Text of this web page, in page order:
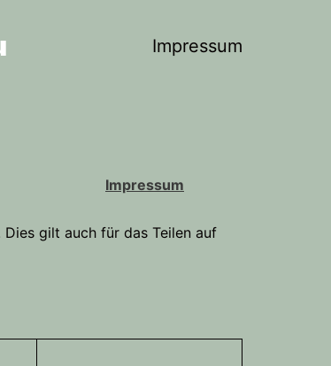
Impressum
Impressum
gilt auch für das Teilen auf